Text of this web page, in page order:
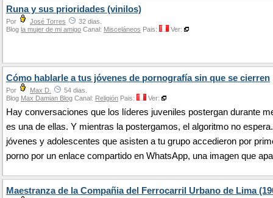
Runa y sus prioridades (vinilos)
Por José Torres
32 dias.
Blog la mujer de mi amigo Canal: Misceláneos Pais: Ver:
Cómo hablarle a tus jóvenes de pornografía sin que se cierren
Por Max D.
54 dias.
Blog Max Damian Blog Canal: Religión Pais: Ver:
Hay conversaciones que los líderes juveniles postergan durante
es una de ellas. Y mientras la postergamos, el algoritmo no
jóvenes y adolescentes que asisten a tu grupo accedieron por
porno por un enlace compartido en WhatsApp, una imagen que
Maestranza de la Compañia del Ferrocarril Urbano de Lima